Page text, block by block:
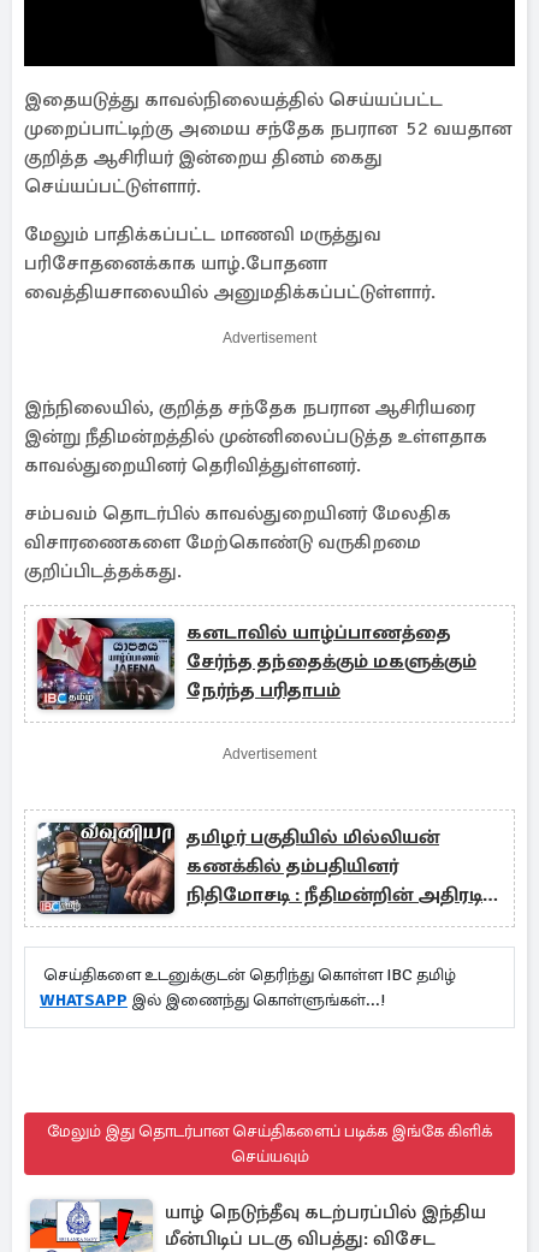
இதையடுத்து காவல்நிலையத்தில் செய்யப்பட்ட
முறைப்பாட்டிற்கு அமைய சந்தேக நபரான 52 வயதான
குறித்த ஆசிரியர் இன்றைய தினம் கைது
செய்யப்பட்டுள்ளார்.
மேலும் பாதிக்கப்பட்ட மாணவி மருத்துவ
பரிசோதனைக்காக யாழ்.போதனா
வைத்தியசாலையில் அனுமதிக்கப்பட்டுள்ளார்.
Advertisement
இந்நிலையில், குறித்த சந்தேக நபரான ஆசிரியரை
இன்று நீதிமன்றத்தில் முன்னிலைப்படுத்த உள்ளதாக
காவல்துறையினர் தெரிவித்துள்ளனர்.
சம்பவம் தொடர்பில் காவல்துறையினர் மேலதிக
விசாரணைகளை மேற்கொண்டு வருகிறமை
குறிப்பிடத்தக்கது.
கனடாவில் யாழ்ப்பாணத்தை
சேர்ந்த தந்தைக்கும் மகளுக்கும்
நேர்ந்த பரிதாபம்
Advertisement
தமிழர் பகுதியில் மில்லியன்
கணக்கில் தம்பதியினர்
நிதிமோசடி : நீதிமன்றின் அதிரடி
உத்தரவு
செய்திகளை உடனுக்குடன் தெரிந்து கொள்ள IBC தமிழ்
WHATSAPP இல் இணைந்து கொள்ளுங்கள்...!
மேலும் இது தொடர்பான செய்திகளைப் படிக்க இங்கே கிளிக்
செய்யவும்
யாழ் நெடுந்தீவு கடற்பரப்பில் இந்திய
மீன்பிடிப் படகு விபத்து: விசேட